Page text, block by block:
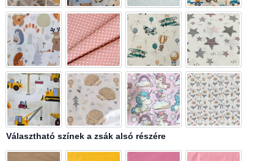
Muzsikáló állatokPasztell szívecskésRepülő állatok Rózsaszín
Sárga munkagépek
Sünik Szivárvány Szürke róka
Választható színek a zsák alsó részére